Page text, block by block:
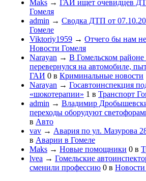
Maks → ГАИ ищет очевидцев
Гомеля
admin → Сводка ДТП от
Гомеле
Viktoriy1959 → Отчего бы нам
Новости Гомеля
Narayan → В Гомельском районе
перевернулся на автомобиле,
ГАИ 0 в Криминальные новости
Narayan → Госавтоинспекция
«шокотерапии» 1 в Транспорт
admin → Владимир
переходы оборудуют
в Авто
vav → Авария по ул. Мазурова
в Аварии в Гомеле
Maks → Новые помощники 0 в
lvea → Гомельские
сменили профессию 0 в